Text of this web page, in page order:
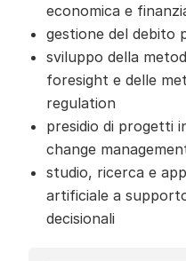
economica e
gestione del debito
sviluppo della
foresight e delle
regulation
presidio di progetti
change
studio, ricerca e
artificiale a
decisionali